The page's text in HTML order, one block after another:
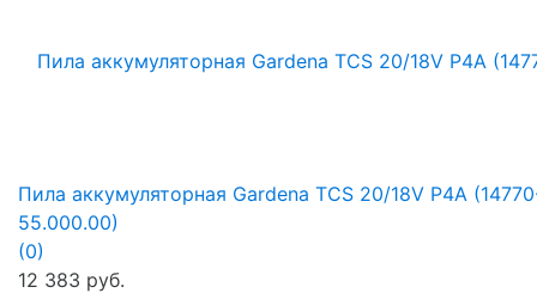
Пила аккумуляторная Gardena TCS 20/18V P4A
55.000.00)
(0)
12 383 руб.